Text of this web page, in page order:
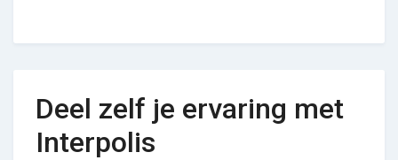
Deel zelf je ervaring met
Interpolis